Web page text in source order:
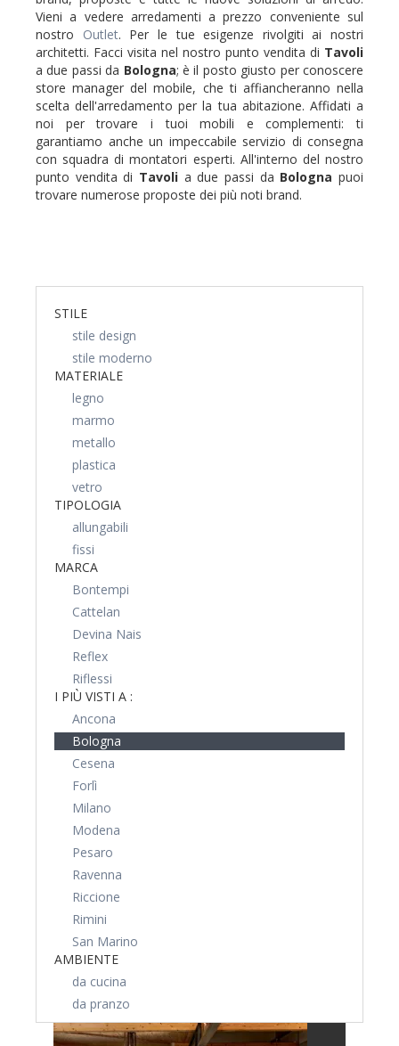
Vieni a vedere arredamenti a prezzo conveniente sul
nostro Outlet. Per le tue esigenze rivolgiti ai nostri
architetti. Facci visita nel nostro punto vendita di Tavoli
a due passi da Bologna; è il posto giusto per conoscere
store manager del mobile, che ti affiancheranno nella
scelta dell'arredamento per la tua abitazione. Affidati a
noi per trovare i tuoi mobili e complementi: ti
garantiamo anche un impeccabile servizio di consegna
con squadra di montatori esperti. All'interno del nostro
punto vendita di Tavoli a due passi da Bologna puoi
trovare numerose proposte dei più noti brand.
STILE
stile design
stile moderno
MATERIALE
legno
marmo
metallo
plastica
vetro
TIPOLOGIA
allungabili
fissi
MARCA
Bontempi
Cattelan
Devina Nais
Reflex
Riflessi
I PIÙ VISTI A :
Ancona
Bologna
Cesena
Forlì
Milano
Modena
Pesaro
Ravenna
Riccione
Rimini
San Marino
AMBIENTE
da cucina
da pranzo